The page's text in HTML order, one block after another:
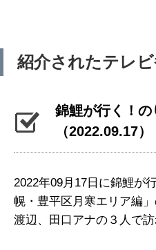
紹介されたテレ
錦鯉が行く！
（2022.09.17）
2022年09月17日に錦鯉が
幌・豊平区月寒エリア編
渡辺、田口アナの３人で訪